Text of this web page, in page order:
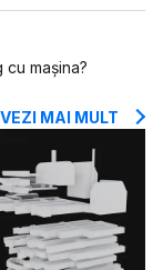
mașina?
VEZI MAI MULT